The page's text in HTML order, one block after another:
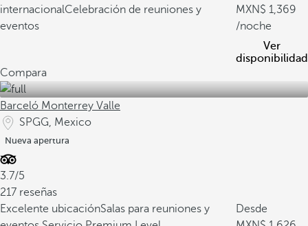
internacionalCelebración de reuniones y
eventos
1,369
/noche
Ver
disponibilidad
Compara
Barceló Monterrey Valle
SPGG, Mexico
Nueva apertura
3.7/5
217 reseñas
Excelente ubicaciónSalas para reuniones y
Desde